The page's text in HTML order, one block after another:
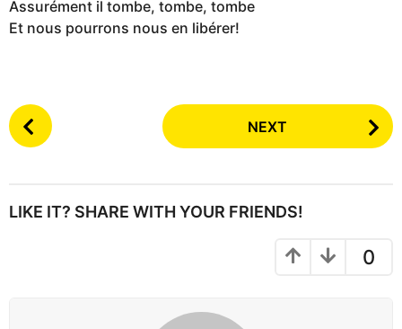
Assurément il tombe, tombe, tombe
Et nous pourrons nous en libérer!
P
o
P
NEXT
LIKE IT? SHARE WITH YOUR FRIENDS!
0